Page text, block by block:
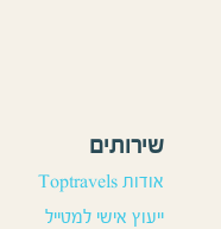
שירותים
אודות Toptravels
ייעוץ אישי למטייל